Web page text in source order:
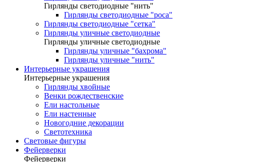
Гирлянды светодиодные "нить"
Гирлянды светодиодные "роса"
Гирлянды светодиодные "сетка"
Гирлянды уличные светодиодные
Гирлянды уличные светодиодные
Гирлянды уличные "бахрома"
Гирлянды уличные "нить"
Интерьерные украшения
Интерьерные украшения
Гирлянды хвойные
Венки рождественские
Ели настольные
Ели настенные
Новогодние декорации
Светотехника
Световые фигуры
Фейерверки
Фейерверки